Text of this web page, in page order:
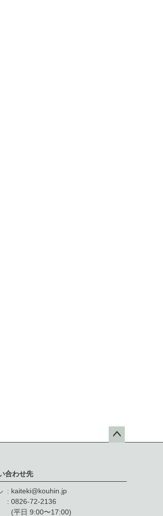
へ
合わせ先
kaiteki@kouhin.jp
0826-72-2136
(平日 9:00〜17:00)